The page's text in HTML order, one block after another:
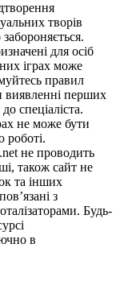
творів
для осіб
іграх може
правил
виявленні перших
спеціаліста.
не може бути
роботі.
не проводить
також сайт не
та інших
з
Будь-
в